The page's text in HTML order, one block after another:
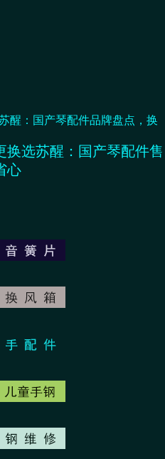
醒：国产琴配件品牌盘点，换
换选苏醒：国产琴配件售
心